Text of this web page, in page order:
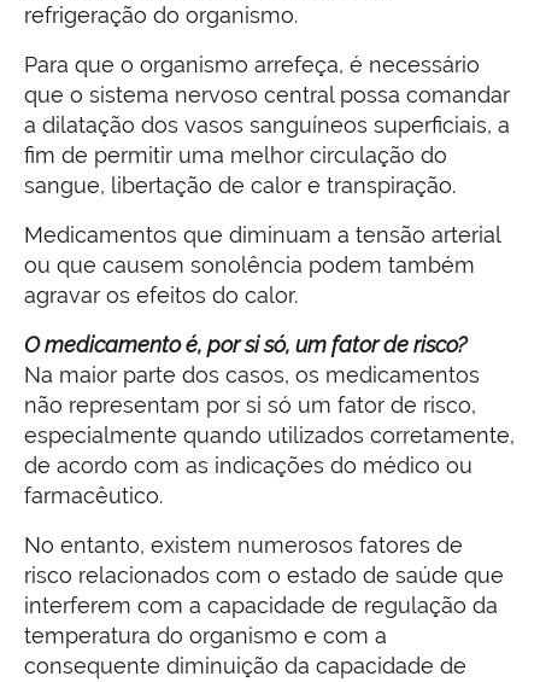
refrigeração do organismo.
Para que o organismo arrefeça, é necessário
que o sistema nervoso central possa comandar
a dilatação dos vasos sanguíneos superficiais, a
fim de permitir uma melhor circulação do
sangue, libertação de calor e transpiração.
Medicamentos que diminuam a tensão arterial
ou que causem sonolência podem também
agravar os efeitos do calor.
O medicamento é, por si só, um fator de risco?
Na maior parte dos casos, os medicamentos
não representam por si só um fator de risco,
especialmente quando utilizados corretamente,
de acordo com as indicações do médico ou
farmacêutico.
No entanto, existem numerosos fatores de
risco relacionados com o estado de saúde que
interferem com a capacidade de regulação da
temperatura do organismo e com a
consequente diminuição da capacidade de